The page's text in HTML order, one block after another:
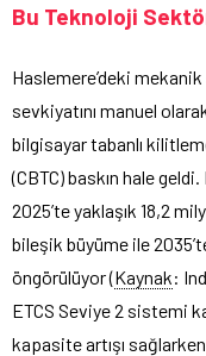
Bu Teknoloji
Haslemere’deki
sevkiyatını manuel
bilgisayar tabanlı
(CBTC) baskın hale
2025’te yaklaşık 18,2
bileşik büyüme ile
öngörülüyor (Kaynak:
ETCS Seviye 2 sistemi
kapasite artışı